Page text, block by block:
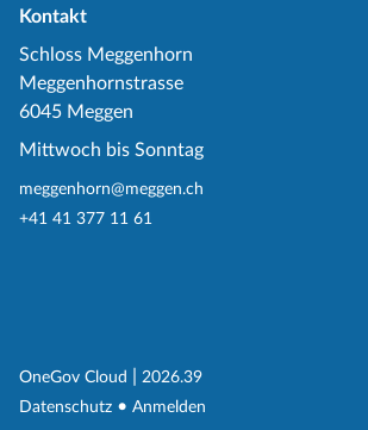
Kontakt
Schloss Meggenhorn
Meggenhornstrasse
6045 Meggen
Mittwoch bis Sonntag
meggenhorn@meggen.ch
+41 41 377 11 61
OneGov Cloud (External Link)
2026.39
Datenschutz (External Link)
Anmelden